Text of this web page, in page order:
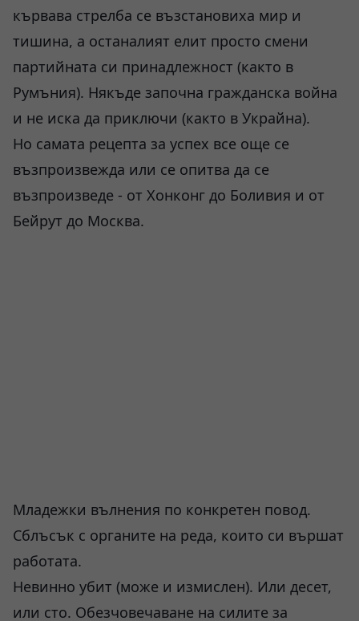
кървава стрелба се възстановиха мир и
тишина, а останалият елит просто смени
партийната си принадлежност (както в
Румъния). Някъде започна гражданска война
и не иска да приключи (както в Украйна).
Но самата рецепта за успех все още се
възпроизвежда или се опитва да се
възпроизведе - от Хонконг до Боливия и от
Бейрут до Москва.
Младежки вълнения по конкретен повод.
Сблъсък с органите на реда, които си вършат
работата.
Невинно убит (може и измислен). Или десет,
или сто. Обезчовечаване на силите за